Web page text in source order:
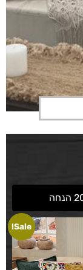
Sale!